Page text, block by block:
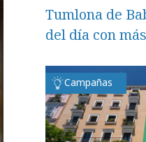
Tumlona de
del día con
Campañas